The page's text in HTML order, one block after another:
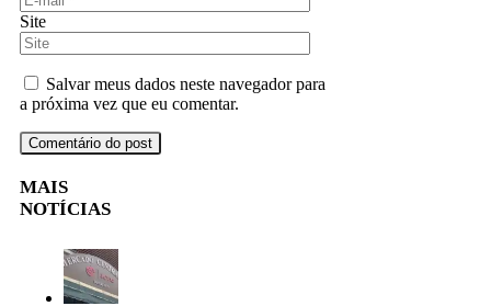
Site
Salvar meus dados neste navegador para
a próxima vez que eu comentar.
MAIS
NOTÍCIAS